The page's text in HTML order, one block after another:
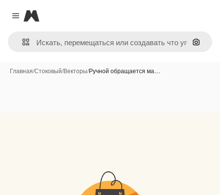
Close menu
Magnific
Поиск
Главная/Стоковый/Векторы/Ручной обращается ма…